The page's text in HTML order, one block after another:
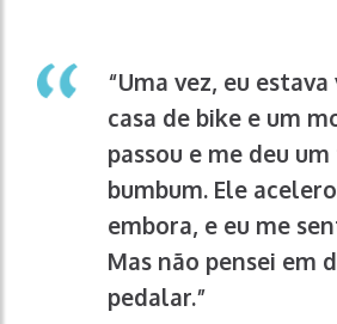
“Uma vez, eu
casa de bike e um
passou e me deu
bumbum. Ele
embora, e eu me
Mas não pensei em
pedalar.”